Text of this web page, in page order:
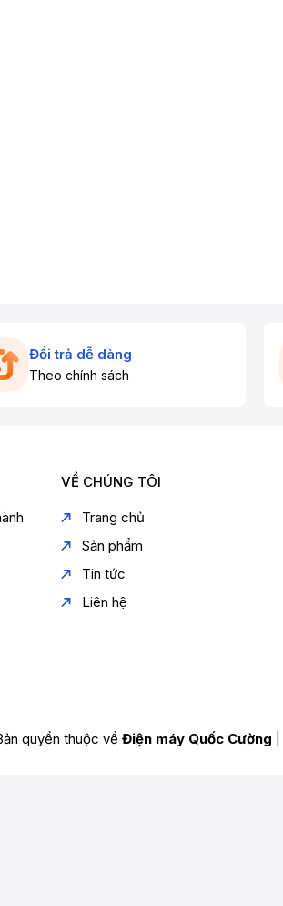
Đổi trả dễ dàng
Theo chính sách
VỀ CHÚNG TÔI
Trang chủ
Sản phẩm
Tin tức
Liên hệ
quyền thuộc về Điện máy Quốc Cường